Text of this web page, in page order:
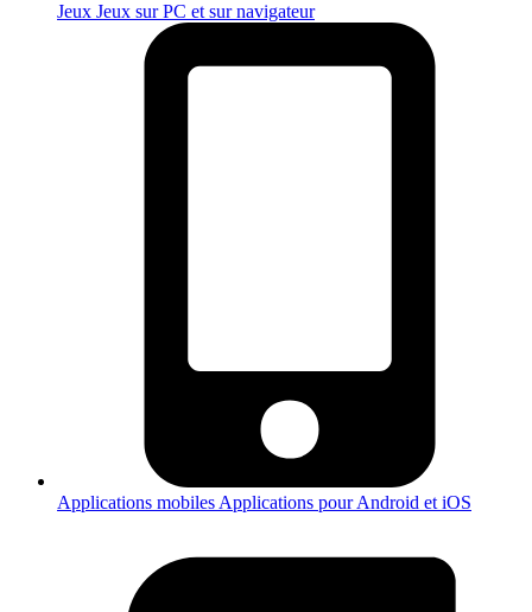
Jeux Jeux sur PC et sur navigateur
Applications mobiles Applications pour Android et iOS